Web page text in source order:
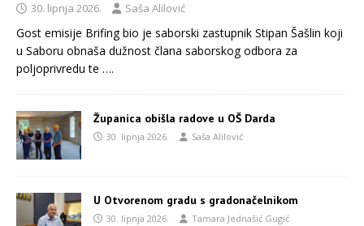
30. lipnja 2026. Saša Alilović
Gost emisije Brifing bio je saborski zastupnik Stipan Šašlin koji
u Saboru obnaša dužnost člana saborskog odbora za
poljoprivredu te ….
Županica obišla radove u OŠ Darda
30. lipnja 2026. Saša Alilović
U Otvorenom gradu s gradonačelnikom
30. lipnja 2026. Tamara Jednašić Gugić